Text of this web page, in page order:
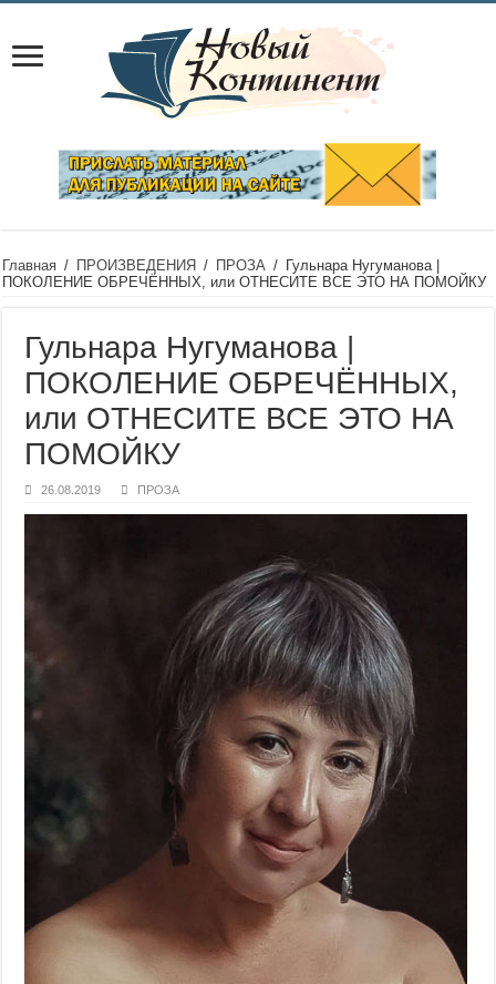
Главная / ПРОИЗВЕДЕНИЯ / ПРОЗА / Гульнара Нугуманова |
ПОКОЛЕНИЕ ОБРЕЧЁННЫХ, или ОТНЕСИТЕ ВСЕ ЭТО НА ПОМОЙКУ
Гульнара Нугуманова |
ПОКОЛЕНИЕ ОБРЕЧЁННЫХ,
или ОТНЕСИТЕ ВСЕ ЭТО НА
ПОМОЙКУ
26.08.2019 ПРОЗА